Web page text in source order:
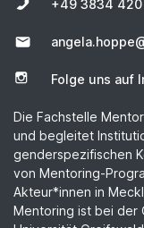
+49 3834 420
Folge uns auf
Die Fachstelle
und begleitet
genderspezifischen
von Mentoring-
Akteur*innen in
Mentoring ist bei der